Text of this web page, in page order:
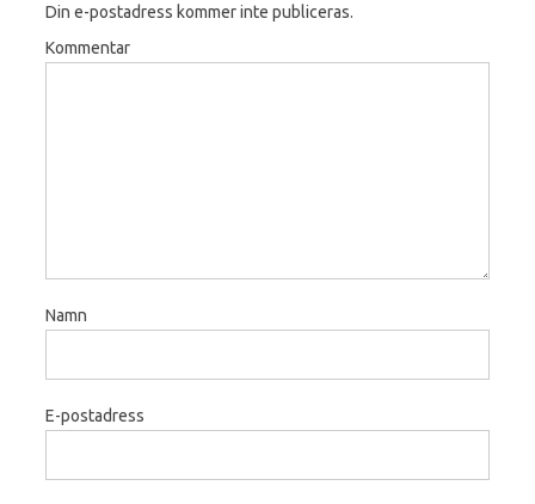
Din e-postadress kommer inte publiceras.
Kommentar
Namn
E-postadress